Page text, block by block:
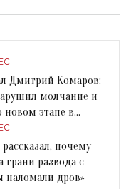
Дмитрий Комаров:
молчание и
новом этапе в
почему
грани развода с
наломали дров»